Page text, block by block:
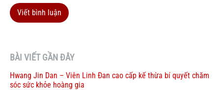
Viết bình luận
BÀI VIẾT GẦN ĐÂY
Hwang Jin Dan – Viên Linh Đan cao cấp kế thừa bí quyết chăm
sóc sức khỏe hoàng gia